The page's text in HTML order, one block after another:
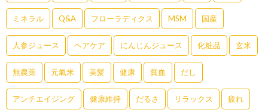
ミネラル Q&A フローラディクス MSM 国産
人参ジュース ヘアケア にんじんジュース 化粧品 玄米
無農薬 元氣米 美髪 健康 貧血 だし
アンチエイジング 健康維持 だるさ リラックス 疲れ